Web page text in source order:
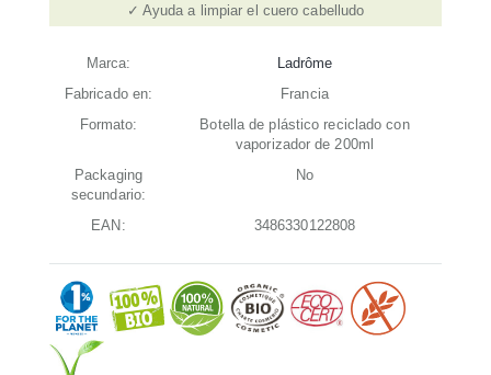
Ayuda a limpiar el cuero cabelludo
Marca:
Ladrôme
Fabricado en:
Francia
Formato:
Botella de plástico reciclado con
vaporizador de 200ml
Packaging
secundario:
No
EAN: 3486330122808